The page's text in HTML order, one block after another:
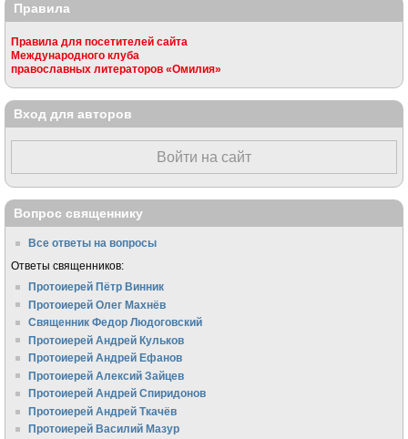
Правила
Правила для посетителей сайта
Международного клуба
православных литераторов «Омилия»
Вход для авторов
Войти на сайт
Вопрос священнику
Все ответы на вопросы
Ответы священников:
Протоиерей Пётр Винник
Протоиерей Олег Махнёв
Священник Федор Людоговский
Протоиерей Андрей Кульков
Протоиерей Андрей Ефанов
Протоиерей Алексий Зайцев
Протоиерей Андрей Спиридонов
Протоиерей Андрей Ткачёв
Протоиерей Василий Мазур